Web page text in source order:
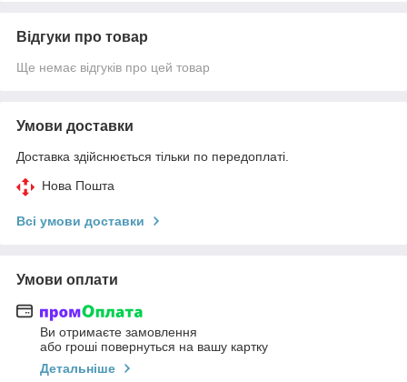
Відгуки про товар
Ще немає відгуків про цей товар
Умови доставки
Доставка здійснюється тільки по передоплаті.
Нова Пошта
Всі умови доставки
Умови оплати
Ви отримаєте замовлення
або гроші повернуться на вашу картку
Детальніше